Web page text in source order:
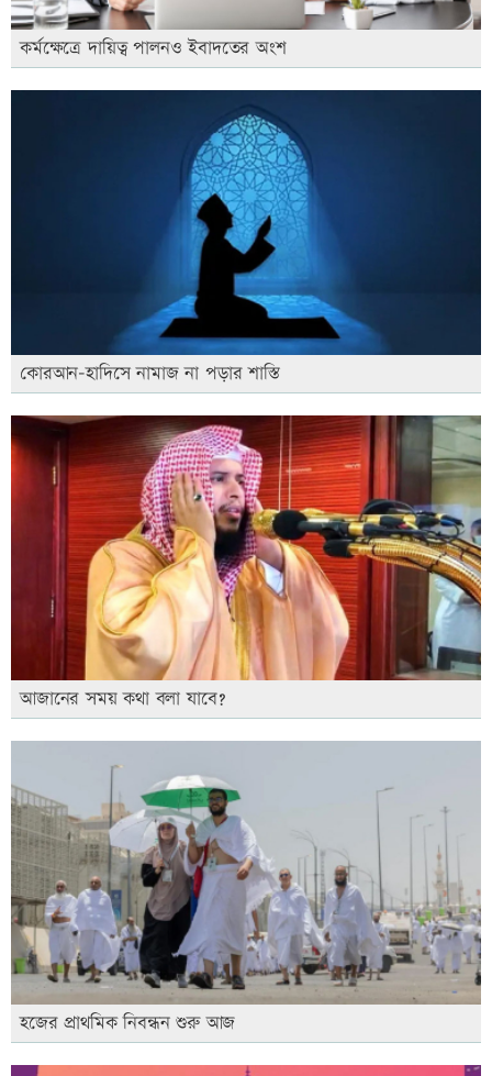
কর্মক্ষেত্রে দায়িত্ব পালনও ইবাদতের অংশ
কোরআন-হাদিসে নামাজ না পড়ার শাস্তি
আজানের সময় কথা বলা যাবে?
হজের প্রাথমিক নিবন্ধন শুরু আজ